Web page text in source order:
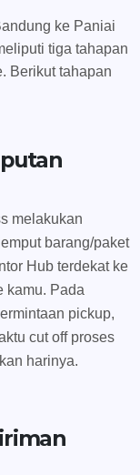
ke Paniai
tiga tahapan
Berikut tahapan
melakukan
barang/paket
Hub terdekat ke
kamu. Pada
pickup,
cut off proses
harinya.